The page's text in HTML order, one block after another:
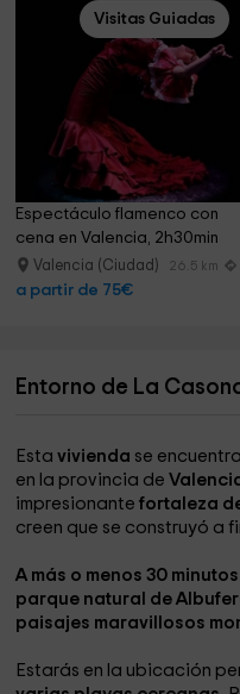
Visitas Guiadas
Espectáculo flamenco con
cena en Valencia, 2h30min
Valencia (Ciudad) 26.5 km
a partir de 75€
Entorno de La
Estavivienda se encuentra
en la provincia de
impresionante fortaleza
creen que se construyó a
A más o menos 30
parque natural de
paisajes maravillosos
Estarás en la ubicación